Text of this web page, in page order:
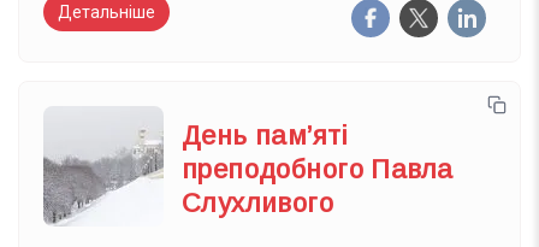
Детальніше
День пам’яті
преподобного Павла
Слухливого